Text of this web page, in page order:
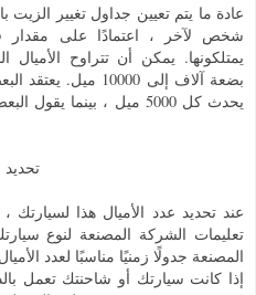
عادة ما يتم تعيين جداول تغيير
شخص لآخر ، اعتمادًا على مقدار
يمتلكونها. يمكن أن تتراوح
بضعة آلاف إلى
يحدث كل 5000 ميل ، بينما
عند تحديد عدد الأميال هذا
تعليمات الشركة المصنعة لنوع
المصنعة جدولًا زمنيًا مناسبًا لعدد
إذا كانت سيارتك أو شاحنتك تعمل